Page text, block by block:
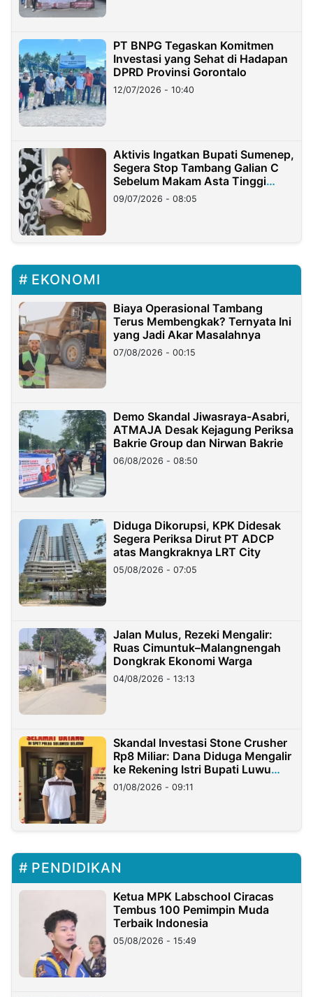
PT BNPG Tegaskan Komitmen
Investasi yang Sehat di Hadapan
DPRD Provinsi Gorontalo
12/07/2026 - 10:40
Aktivis Ingatkan Bupati Sumenep,
Segera Stop Tambang Galian C
Sebelum Makam Asta Tinggi
Longsor
09/07/2026 - 08:05
EKONOMI
Biaya Operasional Tambang
Terus Membengkak? Ternyata Ini
yang Jadi Akar Masalahnya
07/08/2026 - 00:15
Demo Skandal Jiwasraya-Asabri,
ATMAJA Desak Kejagung Periksa
Bakrie Group dan Nirwan Bakrie
06/08/2026 - 08:50
Diduga Dikorupsi, KPK Didesak
Segera Periksa Dirut PT ADCP
atas Mangkraknya LRT City
05/08/2026 - 07:05
Jalan Mulus, Rezeki Mengalir:
Ruas Cimuntuk–Malangnengah
Dongkrak Ekonomi Warga
04/08/2026 - 13:13
Skandal Investasi Stone Crusher
Rp8 Miliar: Dana Diduga Mengalir
ke Rekening Istri Bupati Luwu
Timur
01/08/2026 - 09:11
PENDIDIKAN
Ketua MPK Labschool Ciracas
Tembus 100 Pemimpin Muda
Terbaik Indonesia
05/08/2026 - 15:49